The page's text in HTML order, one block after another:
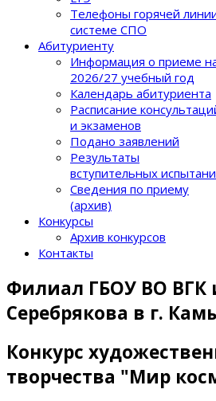
Телефоны горячей
системе СПО
Абитуриенту
Информация о приеме
2026/27 учебный год
Календарь абитуриента
Расписание
и экзаменов
Подано заявлений
Результаты
вступительных
Сведения по приему
(архив)
Конкурсы
Архив конкурсов
Контакты
Филиал ГБОУ ВО ВГК
Серебрякова в г.
Конкурс
творчества "Мир